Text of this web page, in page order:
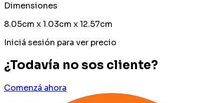
Dimensiones
8.05cm x 1.03cm x 12.57cm
Iniciá sesión para ver precio
¿Todavía no sos cliente?
Comenzá ahora